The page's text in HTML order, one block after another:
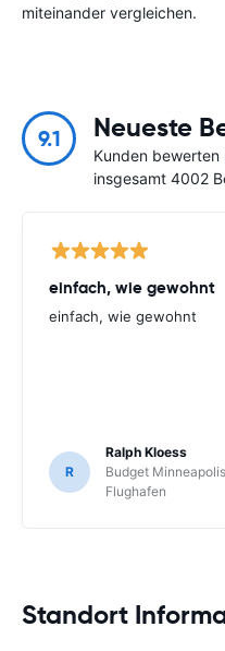
miteinander vergleichen.
9.1 Neueste
Kunden bewerten
insgesamt 4002
einfach, wie gewohnt
einfach, wie gewohnt
R
Ralph Kloess
Budget
Flughafen
Standort